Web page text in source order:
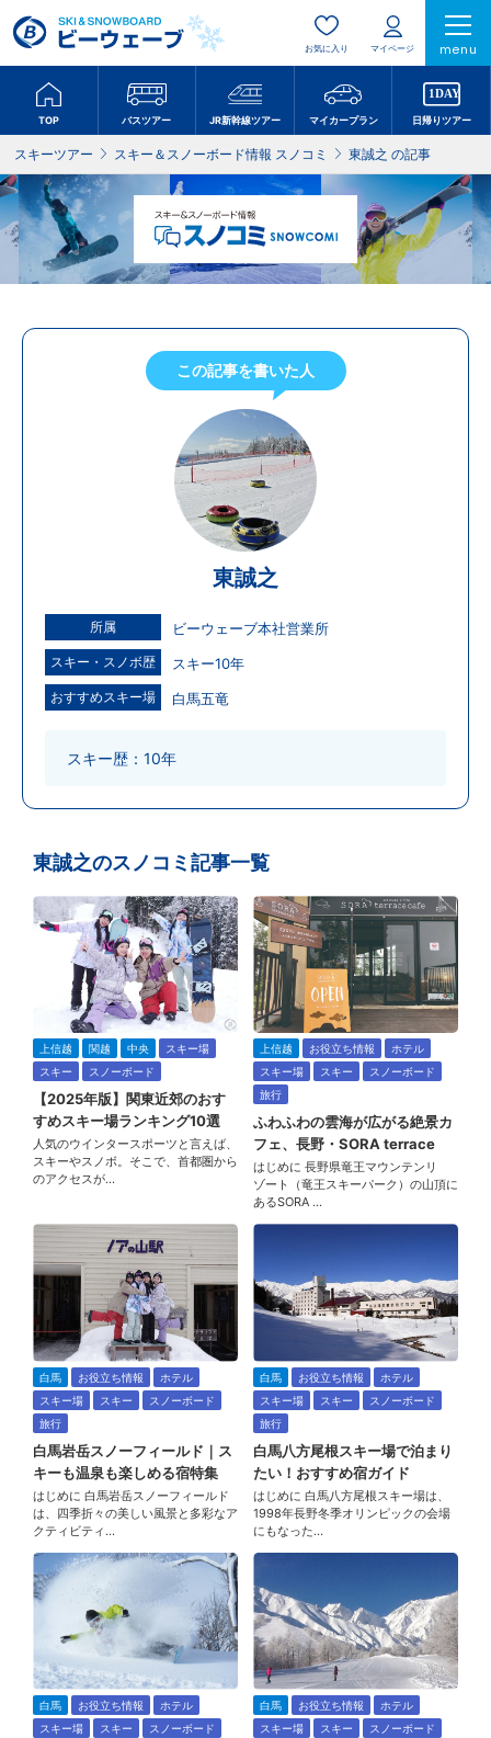
お気に入り マイページ menu
TOP バスツアー JR新幹線ツアー マイカープラン 日帰りツアー
スキーツアー スキー＆スノーボード情報 スノコミ 東誠之 の記事
この記事を書いた人
東誠之
所属 ビーウェーブ本社営業所
スキー・スノボ歴 スキー10年
おすすめスキー場 白馬五竜
スキー歴：10年
東誠之のスノコミ記事一覧
上信越 関越 中央
スキー場
スキー
スノーボード
【2025年版】関東近郊のおす
すめスキー場ランキング10選
人気のウインタースポーツと言えば、
スキーやスノボ。そこで、首都圏から
のアクセスが…
上信越 お役立ち情報
ホテル
スキー場
スキー
スノーボード
旅行
ふわふわの雲海が広がる絶景カ
フェ、長野・SORA terrace
はじめに 長野県竜王マウンテンリ
ゾート（竜王スキーパーク）の山頂に
あるSORA …
白馬 お役立ち情報
ホテル
スキー場
スキー
スノーボード
旅行
白馬岩岳スノーフィールド｜ス
キーも温泉も楽しめる宿特集
はじめに 白馬岩岳スノーフィールド
は、四季折々の美しい風景と多彩なア
クティビティ…
白馬 お役立ち情報
ホテル
スキー場
スキー
スノーボード
旅行
白馬八方尾根スキー場で泊まり
たい！おすすめ宿ガイド
はじめに 白馬八方尾根スキー場は、
1998年長野冬季オリンピックの会場
にもなった…
白馬 お役立ち情報
ホテル
スキー場
スキー
スノーボード
白馬 お役立ち情報
ホテル
スキー場
スキー
スノーボード